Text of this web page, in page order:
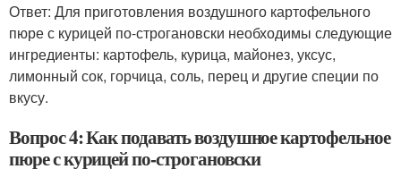
Ответ: Для приготовления воздушного картофельного
пюре с курицей по-строгановски необходимы следующие
ингредиенты: картофель, курица, майонез, уксус,
лимонный сок, горчица, соль, перец и другие специи по
вкусу.
Вопрос 4: Как подавать воздушное картофельное
пюре с курицей по-строгановски